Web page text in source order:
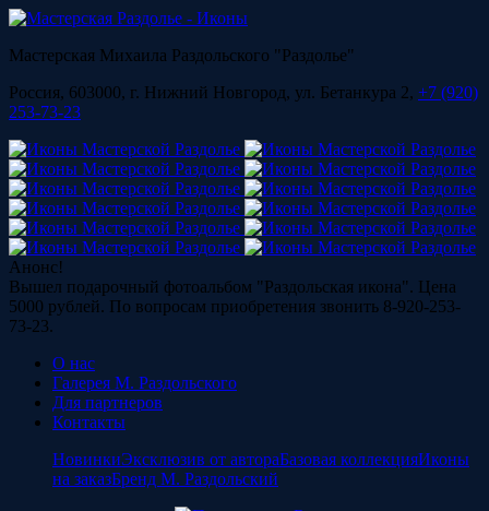
Мастерская Михаила Раздольского "Раздолье"
Россия, 603000, г. Нижний Новгород, ул. Бетанкура 2, +7 (920)
253-73-23
Анонс!
Вышел подарочный фотоальбом "Раздольская икона". Цена
5000 рублей. По вопросам приобретения звонить 8-920-253-
73-23.
О нас
Галерея М. Раздольского
Для партнеров
Контакты
НовинкиЭксклюзив от автораБазовая коллекцияИконы
на заказБренд М. Раздольский